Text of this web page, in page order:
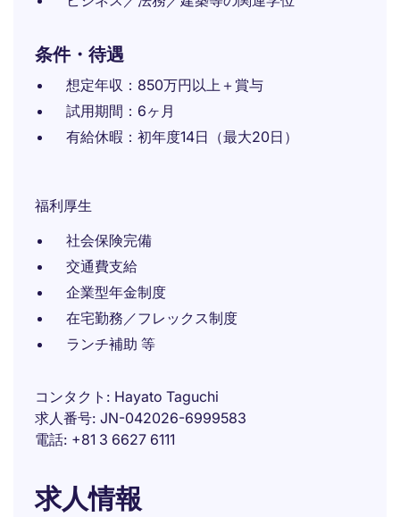
条件・待遇
想定年収：850万円以上＋賞与
試用期間：6ヶ月
有給休暇：初年度14日（最大20日）
福利厚生
社会保険完備
交通費支給
企業型年金制度
在宅勤務／フレックス制度
ランチ補助 等
コンタクト
Hayato Taguchi
求人番号 JN-042026-6999583
電話 +81 3 6627 6111
求人情報